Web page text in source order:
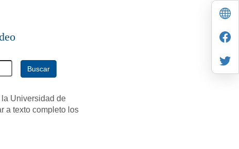
Buscar
Universidad de
a texto completo los